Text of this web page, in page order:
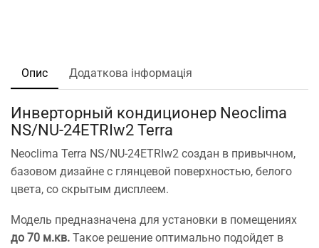
Опис Додаткова інформація
Инверторный кондиционер Neoclima
NS/NU-24ETRIw2 Terra
Neoclima Terra NS/NU-24ETRIw2 создан в привычном,
базовом дизайне с глянцевой поверхностью, белого
цвета, со скрытым дисплеем.
Модель предназначена для установки в помещениях
до 70 м.кв. Такое решение оптимально подойдет в